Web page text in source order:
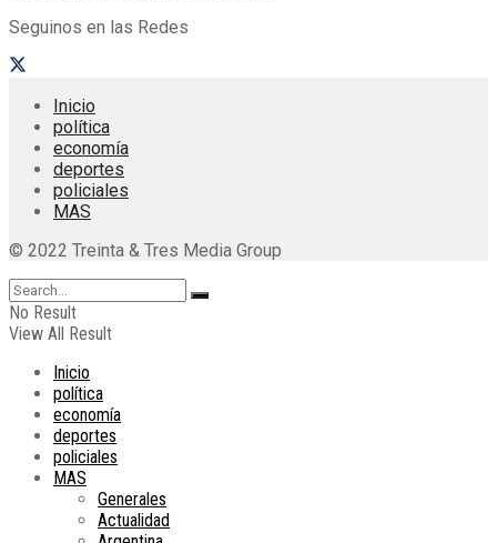
Seguinos en las Redes
Inicio
política
economía
deportes
policiales
MAS
© 2022 Treinta & Tres Media Group
No Result
View All Result
Inicio
política
economía
deportes
policiales
MAS
Generales
Actualidad